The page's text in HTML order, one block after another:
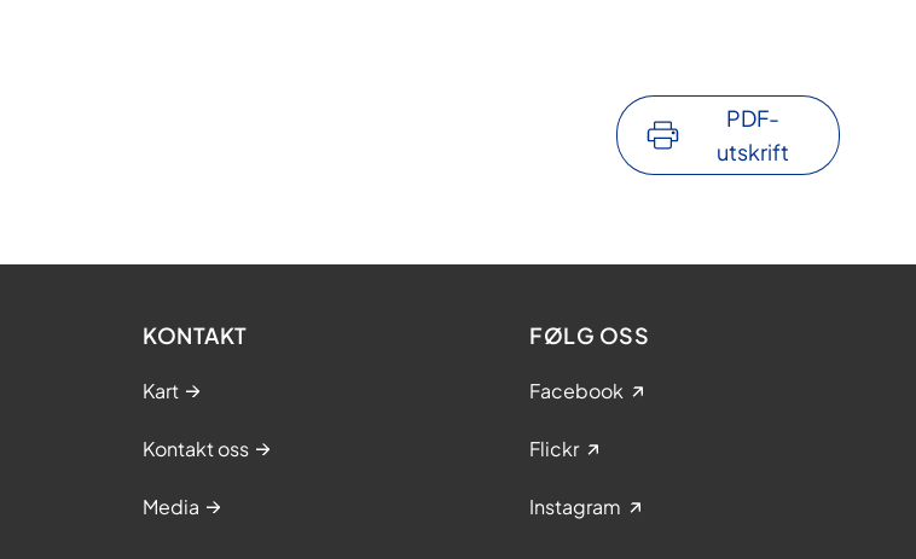
PDF-
utskrift
KONTAKT
Kart
Kontakt oss
Media
FØLG OSS
Facebook
Flickr
Instagram